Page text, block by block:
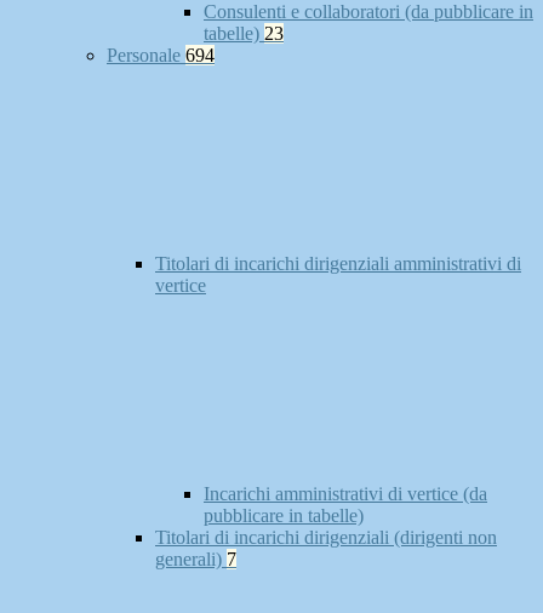
Consulenti e collaboratori (da pubblicare in
tabelle) 23
Personale 694
Titolari di incarichi dirigenziali amministrativi di
vertice
Incarichi amministrativi di vertice (da
pubblicare in tabelle)
Titolari di incarichi dirigenziali (dirigenti non
generali) 7